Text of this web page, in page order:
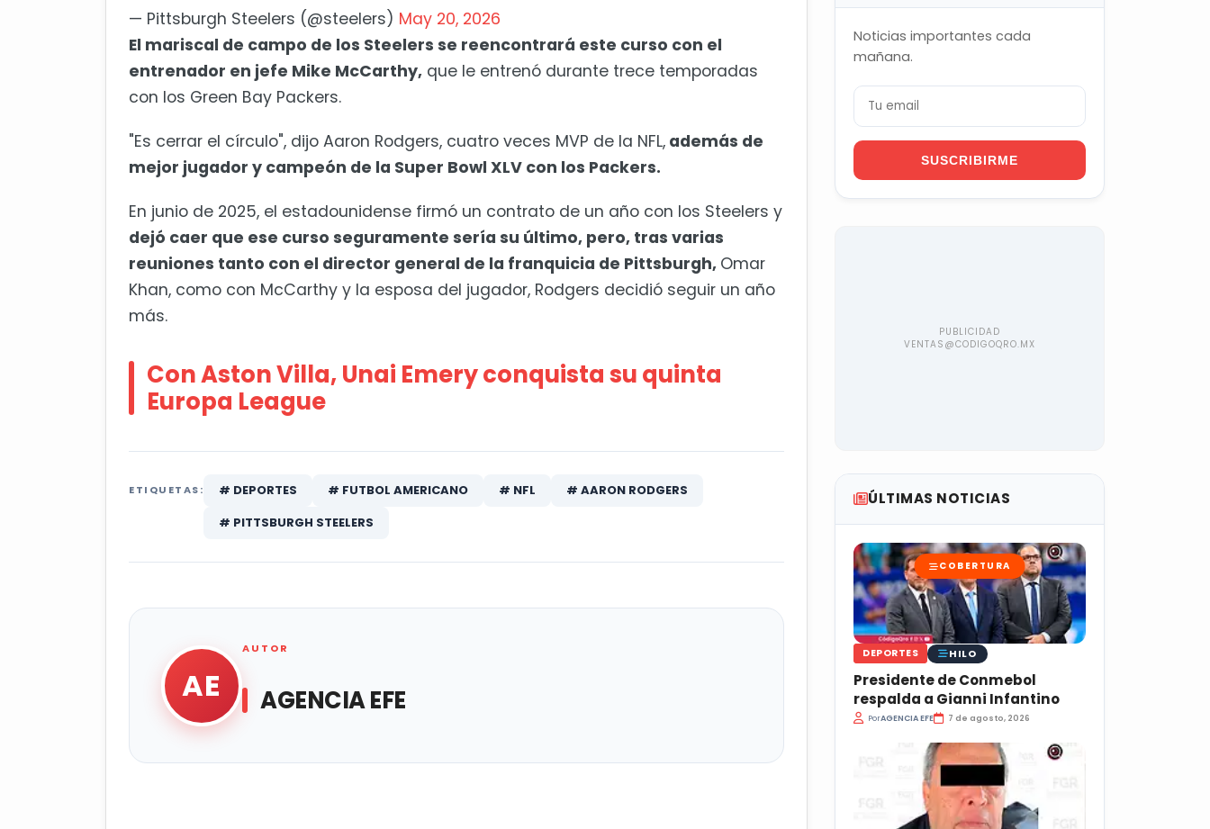
— Pittsburgh Steelers (@steelers) May 20, 2026
El mariscal de campo de los Steelers se reencontrará este curso con el
entrenador en jefe Mike McCarthy, que le entrenó durante trece temporadas
con los Green Bay Packers.
"Es cerrar el círculo", dijo Aaron Rodgers, cuatro veces MVP de la NFL, además de
mejor jugador y campeón de la Super Bowl XLV con los Packers.
En junio de 2025, el estadounidense firmó un contrato de un año con los Steelers y
dejó caer que ese curso seguramente sería su último, pero, tras varias
reuniones tanto con el director general de la franquicia de Pittsburgh, Omar
Khan, como con McCarthy y la esposa del jugador, Rodgers decidió seguir un año
más.
Con Aston Villa, Unai Emery conquista su quinta
Europa League
ETIQUETAS: # DEPORTES # FUTBOL AMERICANO # NFL
# AARON RODGERS
# PITTSBURGH STEELERS
AE
AUTOR
AGENCIA EFE
Noticias importantes cada
mañana.
SUSCRIBIRME
ÚLTIMAS NOTICIAS
COBERTURA
DEPORTES HILO
Presidente de Conmebol
respalda a Gianni Infantino
PorAGENCIA EFE 7 de agosto, 2026